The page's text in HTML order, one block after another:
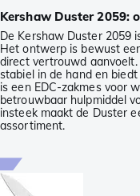
Kershaw Duster 2059:
De Kershaw Duster 2059
Het ontwerp is bewust
direct vertrouwd
stabiel in de hand en
is een EDC-zakmes voor
betrouwbaar hulpmiddel
insteek maakt de Duster
assortiment.